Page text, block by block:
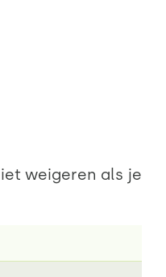
weigeren als je